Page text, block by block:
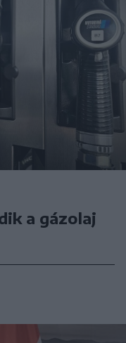
a gázolaj